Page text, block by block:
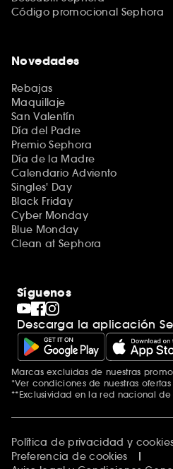
Código promocional Sephora
Novedades
Rebajas
Maquillaje
San Valentín
Día del Padre
Premio Sephora
Día de la Madre
Calendario Adviento
Singles' Day
Black Friday
Cyber Monday
Blue Monday
Clean at Sephora
Síguenos
Descarga la aplicación
Marcas excluidas de nuestras
*Ver condiciones de nuestras ofertas
**Exclusividad en la red nacional de
Política de privacidad y
Preferencia de cookies